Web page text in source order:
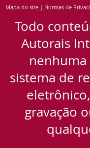
Mapa do site | Normas de
Todo
Autorais
sistema de
gravação